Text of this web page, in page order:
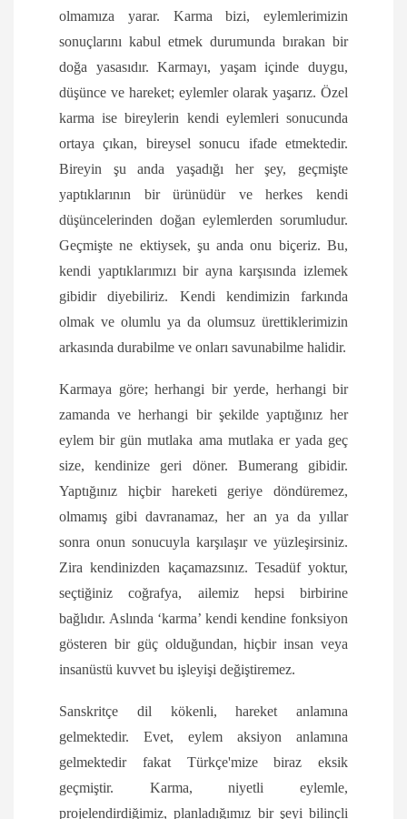
olmamıza yarar. Karma bizi, eylemlerimizin
sonuçlarını kabul etmek durumunda bırakan bir
doğa yasasıdır. Karmayı, yaşam içinde duygu,
düşünce ve hareket; eylemler olarak yaşarız. Özel
karma ise bireylerin kendi eylemleri sonucunda
ortaya çıkan, bireysel sonucu ifade etmektedir.
Bireyin şu anda yaşadığı her şey, geçmişte
yaptıklarının bir ürünüdür ve herkes kendi
düşüncelerinden doğan eylemlerden sorumludur.
Geçmişte ne ektiysek, şu anda onu biçeriz. Bu,
kendi yaptıklarımızı bir ayna karşısında izlemek
gibidir diyebiliriz. Kendi kendimizin farkında
olmak ve olumlu ya da olumsuz ürettiklerimizin
arkasında durabilme ve onları savunabilme halidir.
Karmaya göre; herhangi bir yerde, herhangi bir
zamanda ve herhangi bir şekilde yaptığınız her
eylem bir gün mutlaka ama mutlaka er yada geç
size, kendinize geri döner. Bumerang gibidir.
Yaptığınız hiçbir hareketi geriye döndüremez,
olmamış gibi davranamaz, her an ya da yıllar
sonra onun sonucuyla karşılaşır ve yüzleşirsiniz.
Zira kendinizden kaçamazsınız. Tesadüf yoktur,
seçtiğiniz coğrafya, ailemiz hepsi birbirine
bağlıdır. Aslında ‘karma’ kendi kendine fonksiyon
gösteren bir güç olduğundan, hiçbir insan veya
insanüstü kuvvet bu işleyişi değiştiremez.
Sanskritçe dil kökenli, hareket anlamına
gelmektedir. Evet, eylem aksiyon anlamına
gelmektedir fakat Türkçe'mize biraz eksik
geçmiştir. Karma, niyetli eylemle,
projelendirdiğimiz, planladığımız bir şeyi bilinçli